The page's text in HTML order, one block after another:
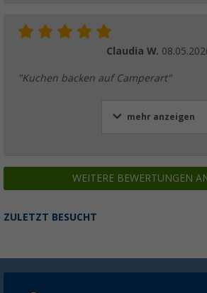
Claudia W.
"Kuchen backen auf Camperart"
mehr anzeigen
WEITERE BEWERTUNGEN
ZULETZT BESUCHT